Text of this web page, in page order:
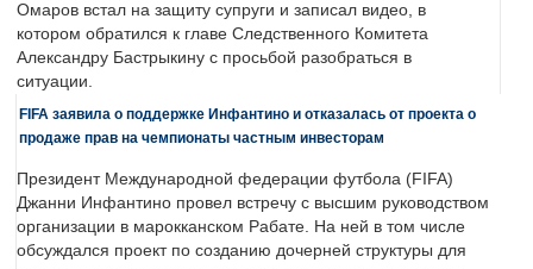
Омаров встал на защиту супруги и записал видео, в
котором обратился к главе Следственного Комитета
Александру Бастрыкину с просьбой разобраться в
ситуации.
FIFA заявила о поддержке Инфантино и отказалась от проекта о
продаже прав на чемпионаты частным инвесторам
Президент Международной федерации футбола (FIFA)
Джанни Инфантино провел встречу с высшим руководством
организации в марокканском Рабате. На ней в том числе
обсуждался проект по созданию дочерней структуры для